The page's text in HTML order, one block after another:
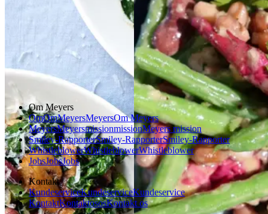
Vegetarisk
Forårsmad
Sommermad
Vegansk
Vegetarisk
Om Meyers
OmOmMeyersMeyersOm Meyers
MeyersMeyersmissionmissionMeyers mission
Smiley-RapporterSmiley-RapporterSmiley-Rapporter
WhistleblowerWhistleblowerWhistleblower
JobsJobsJobs
Kontakt
KundeserviceKundeserviceKundeservice
KontaktKontaktososKontakt os